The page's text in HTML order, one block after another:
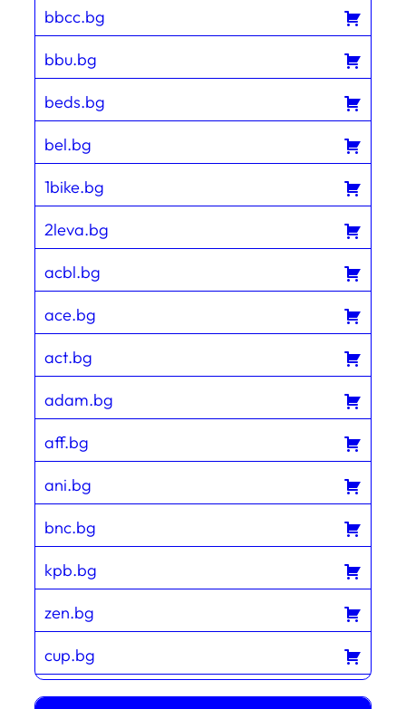
bbcc.bg
bbu.bg
beds.bg
bel.bg
1bike.bg
2leva.bg
acbl.bg
ace.bg
act.bg
adam.bg
aff.bg
ani.bg
bnc.bg
kpb.bg
zen.bg
cup.bg